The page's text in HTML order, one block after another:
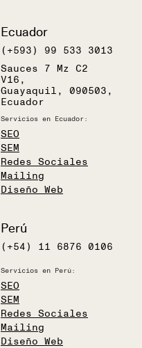
Ecuador
(+593) 99 533 3013
Sauces 7 Mz C2
V16,
Guayaquil, 090503,
Ecuador
Servicios en Ecuador:
SEO
SEM
Redes Sociales
Mailing
Diseño Web
Perú
(+54) 11 6876 0106
Servicios en Perú:
SEO
SEM
Redes Sociales
Mailing
Diseño Web